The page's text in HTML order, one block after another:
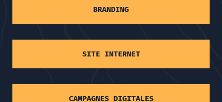
BRANDING
SITE INTERNET
CAMPAGNES DIGITALES